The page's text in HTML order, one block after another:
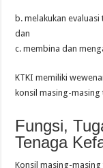
b. melakukan
dan
c. membina dan
KTKI memiliki
konsil masing-masing
Fungsi,
Tenaga
Konsil masing-